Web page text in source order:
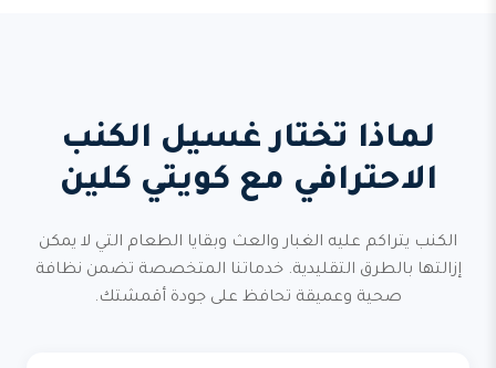
لماذا تختار غسيل الكنب
الاحترافي مع كويتي كلين
الكنب يتراكم عليه الغبار والعث وبقايا الطعام التي لا يمكن
إزالتها بالطرق التقليدية. خدماتنا المتخصصة تضمن نظافة
صحية وعميقة تحافظ على جودة أقمشتك.